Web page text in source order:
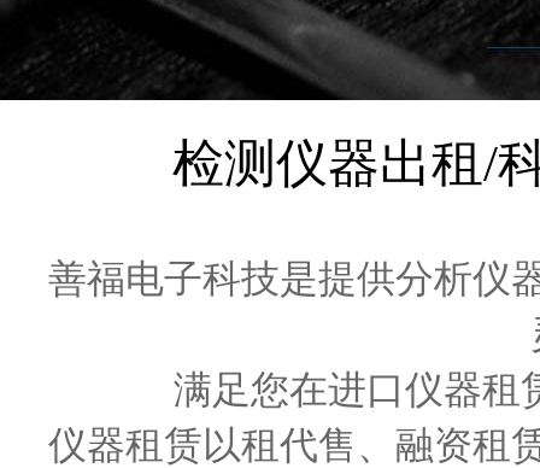
检测仪器出租/
善福电子科技是提供分析仪
满足您在进口仪器租
仪器租赁以租代售、融资租